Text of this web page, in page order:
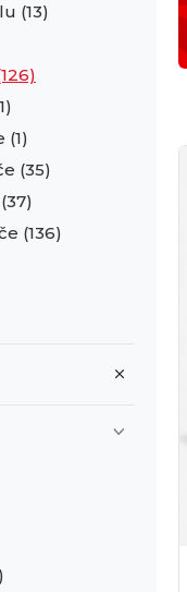
(13)
(1)
(35)
(37)
(136)